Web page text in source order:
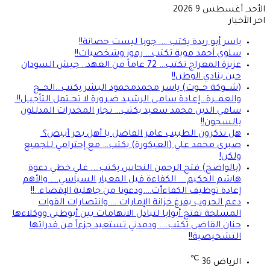
الأحد, أغسطس 9 2026
اخر الأخبار
ياسر أبو ريدة يكتب …. جوبا ليست حصانة!!
سلوى أحمد موية تكتب… رموز وشخصيات!!
عزيزة المعراج تكتب… 72 عاماً من العهد.. جيش السودان
حين ينادي الوطن!!
(شـــوكة حـــوت) ياسر محمدمحمود البشر يكتب…الحـــج
والعمـــرة…إعـادة سامـى الرشيـد ضـرورة لا تحــتمل التأجيــل!!
سامي الدين محمد سعيد يكتب… تجار المخدرات المدللون
بالسجون!!
هل تذكرون الطبيب عامر الفاضل يا أهل بحر أبيض؟
صبرى محمد علي (العيكورة) يكتب… مع إحترامي للجميع
ولكن!
(بالواضح) فتح الرحمن النحاس يكتب…. علي خطي دعوة
هاشم الحكيم…. الكفاءة قبل المعيار السياسي…. والأهم
إعادة توظيف الكفاءأت….ودعونا من جاهلية الإقصاء..!!
دعم الحروب يفرغ خزانة الإمارات … وانتصارات القوات
المسلحة تفتح أبوابا لتبادل الاتهامات بين أبوظبي ووكلاءها
حنان القاضى تكتب…. ودمدني تستعيد جزءاً من قدراتها
التشخيصية!!
الرياض 36
℃